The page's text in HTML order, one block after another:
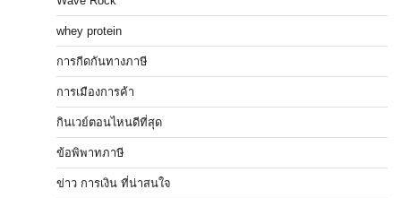
whey protein
การกีดกันทางภาษี
การเมืองการค้า
กินเวย์ตอนไหนดีที่สุด
ข้อพิพาทภาษี
ข่าว การเงิน ที่น่าสนใจ